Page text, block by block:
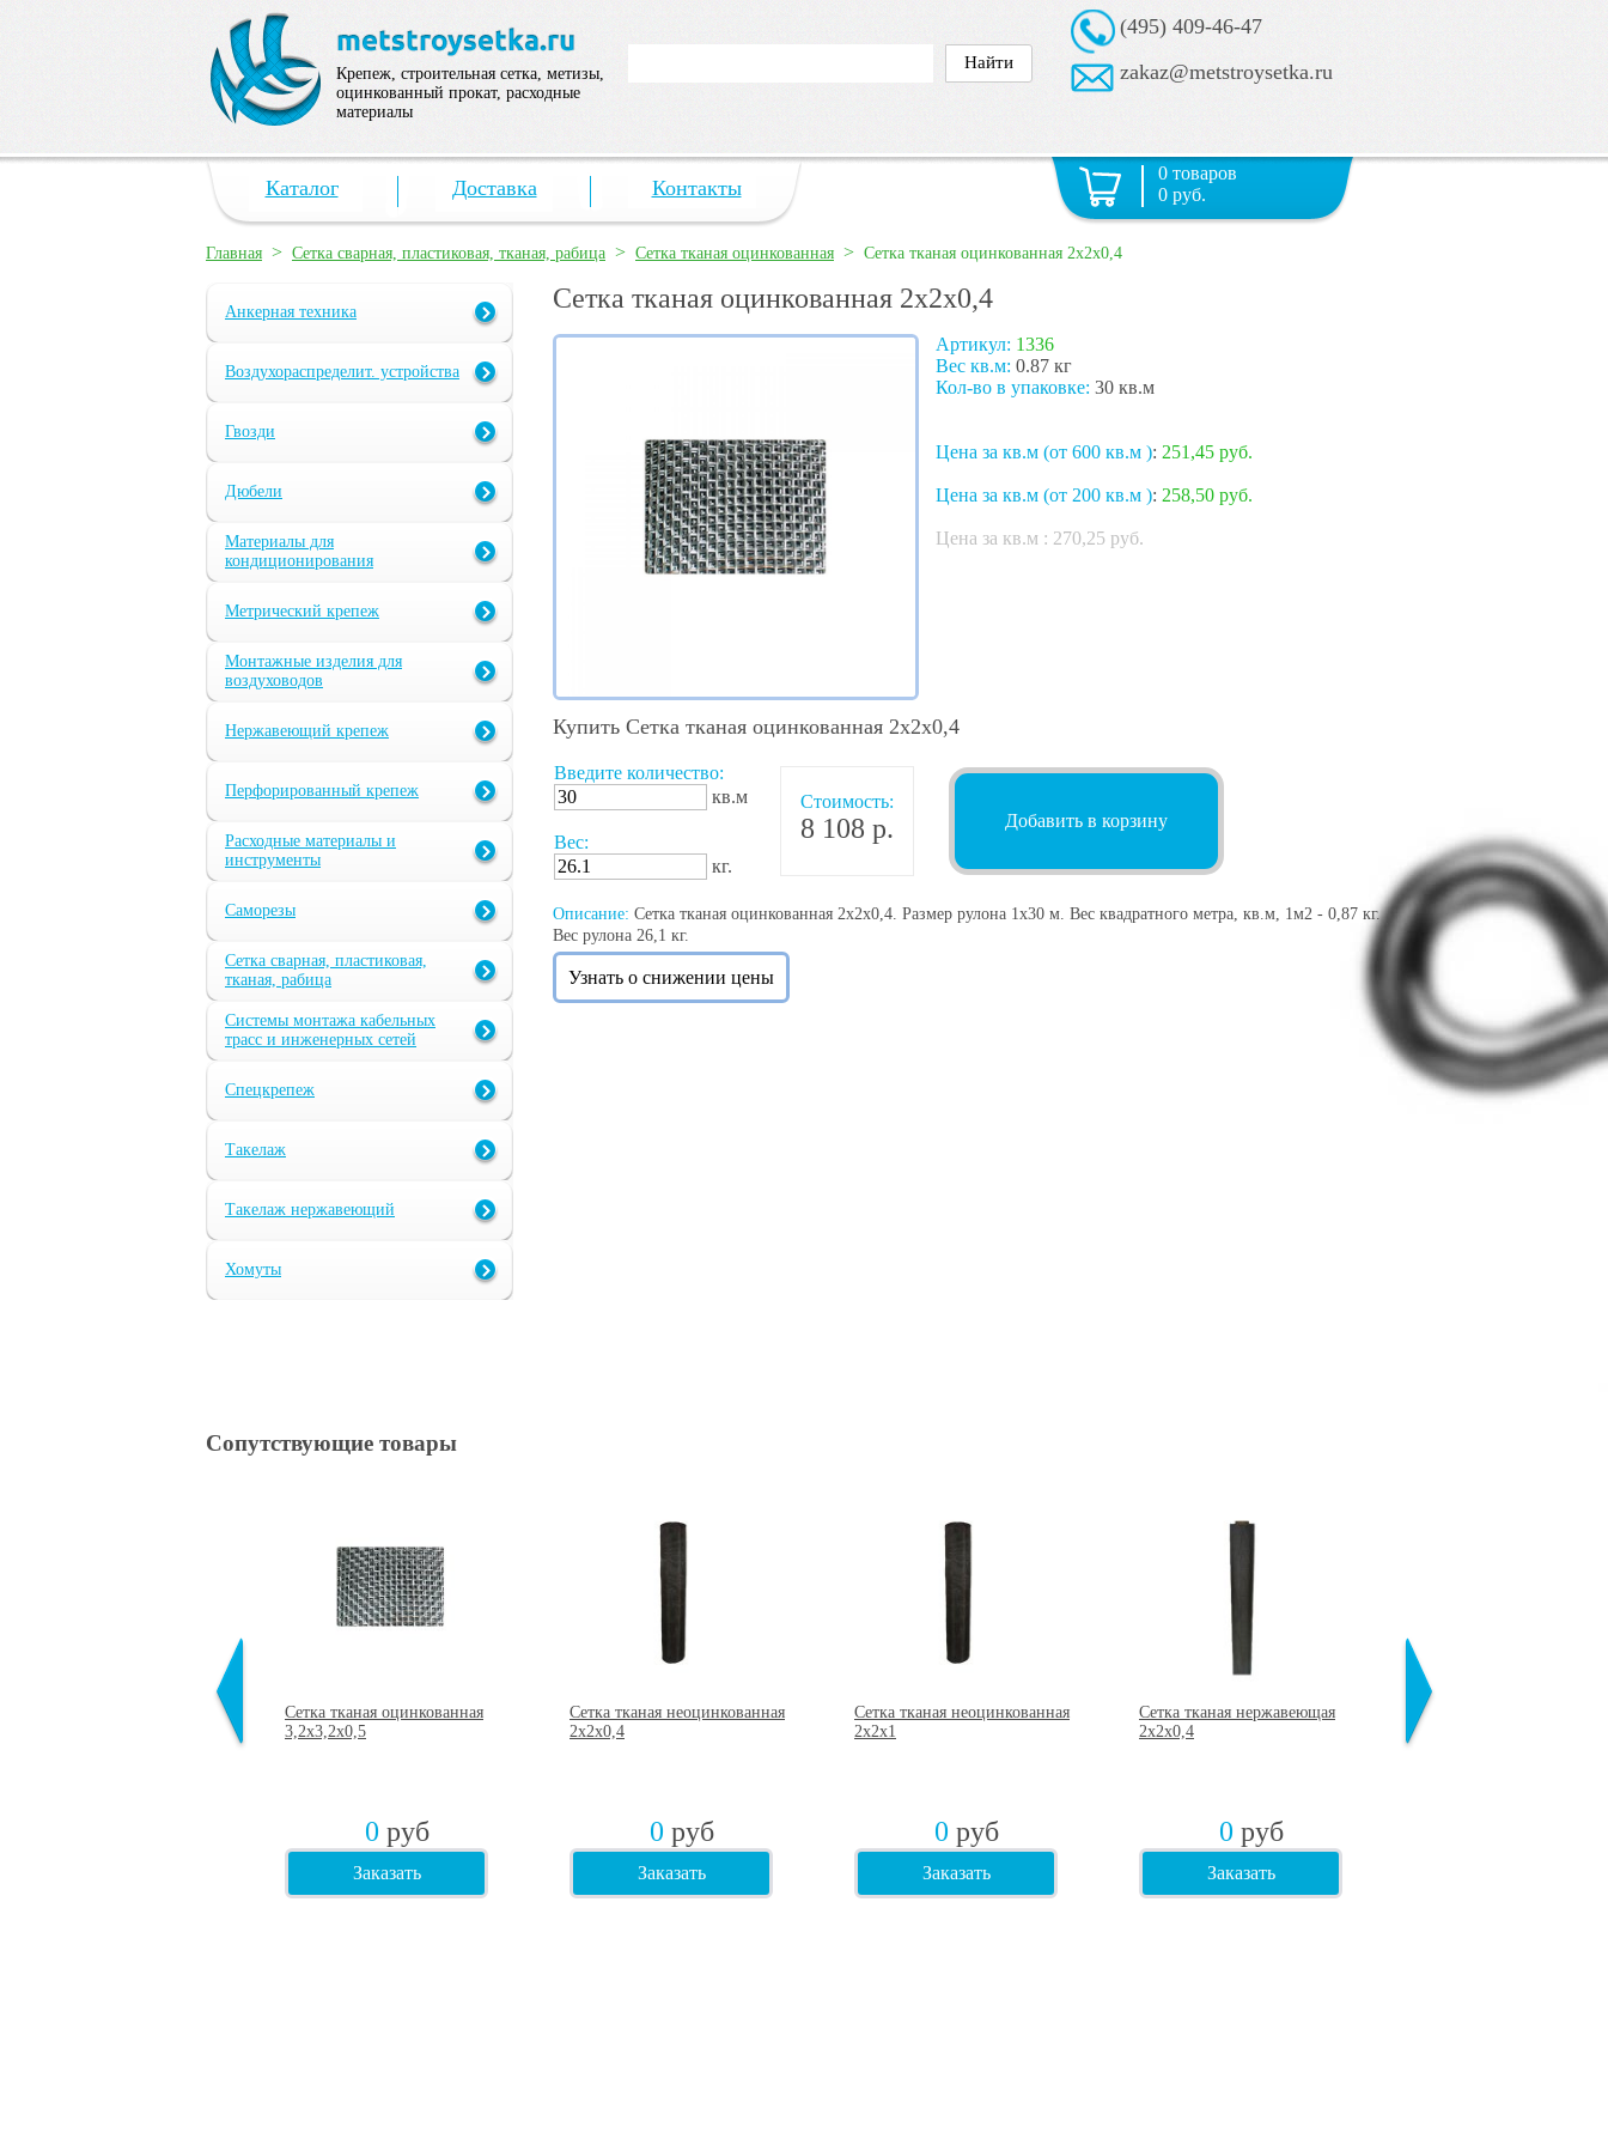
Крепеж, строительная сетка, метизы,
оцинкованный прокат, расходные
материалы
(495) 409-46-47
zakaz@metstroysetka.ru
Каталог Доставка Контакты
0 товаров
0 руб.
Главная > Сетка сварная, пластиковая, тканая, рабица > Сетка тканая оцинкованная > Сетка тканая оцинкованная 2х2х0,4
Анкерная техника
Воздухораспределит. устройства
Гвозди
Дюбели
Материалы для
кондиционирования
Метрический крепеж
Монтажные изделия для
воздуховодов
Нержавеющий крепеж
Перфорированный крепеж
Расходные материалы и
инструменты
Саморезы
Сетка сварная, пластиковая,
тканая, рабица
Системы монтажа кабельных
трасс и инженерных сетей
Спецкрепеж
Такелаж
Такелаж нержавеющий
Хомуты
Сетка тканая оцинкованная 2х2х0,4
Артикул: 1336
Вес кв.м: 0.87 кг
Кол-во в упаковке: 30 кв.м
Цена за кв.м (от 600 кв.м ): 251,45 руб.
Цена за кв.м (от 200 кв.м ): 258,50 руб.
Цена за кв.м : 270,25 руб.
Купить Сетка тканая оцинкованная 2х2х0,4
Введите количество:
кв.м
Вес:
кг.
Стоимость:
8 108 р. Добавить в корзину
Описание: Сетка тканая оцинкованная 2х2х0,4. Размер рулона 1х30 м. Вес квадратного метра, кв.м, 1м2 - 0,87 кг.
Вес рулона 26,1 кг.
Узнать о снижении цены
Сопутствующие товары
Сетка тканая оцинкованная
3,2х3,2х0,5
0 руб
Заказать
Сетка тканая неоцинкованная
2х2х0,4
0 руб
Заказать
Сетка тканая неоцинкованная
2х2х1
0 руб
Заказать
Сетка тканая нержавеющая
2х2х0,4
0 руб
Заказать
Сетка тканая